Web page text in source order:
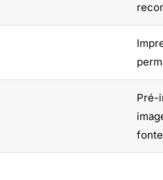
Pré-